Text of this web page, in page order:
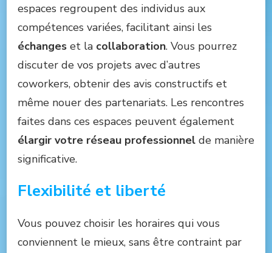
espaces regroupent des individus aux
compétences variées, facilitant ainsi les
échanges et la collaboration. Vous pourrez
discuter de vos projets avec d’autres
coworkers, obtenir des avis constructifs et
même nouer des partenariats. Les rencontres
faites dans ces espaces peuvent également
élargir votre réseau professionnel de manière
significative.
Flexibilité et liberté
Vous pouvez choisir les horaires qui vous
conviennent le mieux, sans être contraint par